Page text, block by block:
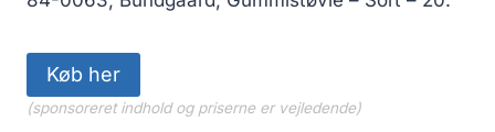
Køb her
(sponsoreret indhold og priserne er vejledende)